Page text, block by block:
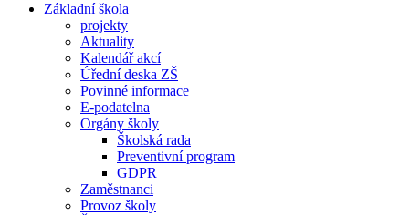
Základní škola
projekty
Aktuality
Kalendář akcí
Úřední deska ZŠ
Povinné informace
E-podatelna
Orgány školy
Školská rada
Preventivní program
GDPR
Zaměstnanci
Provoz školy